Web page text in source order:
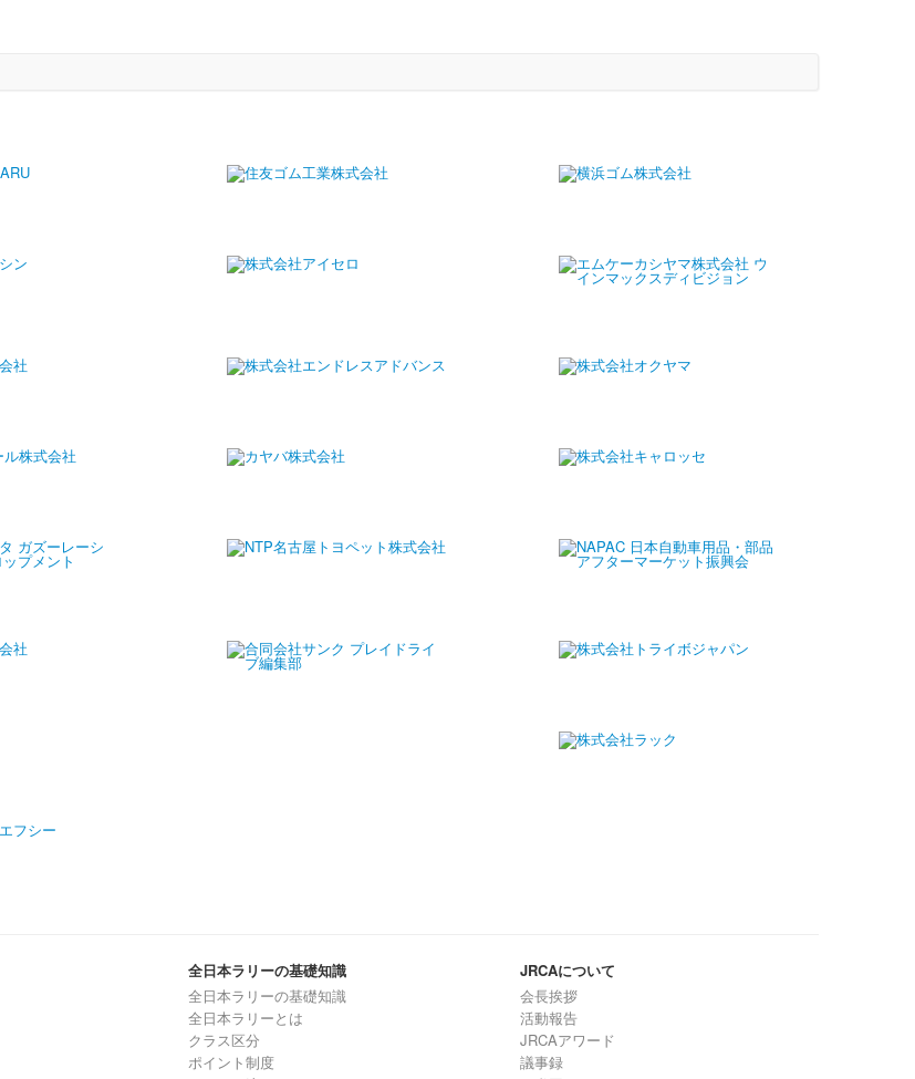
全日本ラリーの基礎知識
全日本ラリーの基礎知識
全日本ラリーとは
クラス区分
ポイント制度
JRCAについて
会長挨拶
活動報告
JRCAアワード
議事録